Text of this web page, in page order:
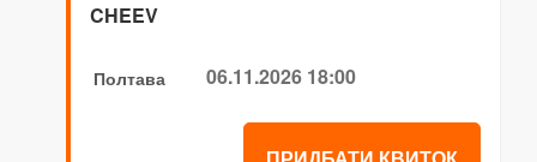
CHEEV
Полтава 06.11.2026 18:00